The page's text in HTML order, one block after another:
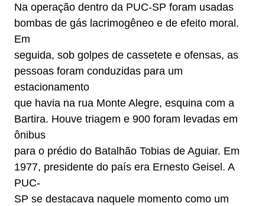
Na operação dentro da PUC-SP foram usadas
bombas de gás lacrimogêneo e de efeito moral.
Em
seguida, sob golpes de cassetete e ofensas, as
pessoas foram conduzidas para um
estacionamento
que havia na rua Monte Alegre, esquina com a
Bartira. Houve triagem e 900 foram levadas em
ônibus
para o prédio do Batalhão Tobias de Aguiar. Em
1977, presidente do país era Ernesto Geisel. A
PUC-
SP se destacava naquele momento como um